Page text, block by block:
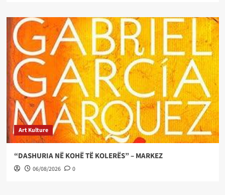
Art Kulture
“DASHURIA NË KOHË TË KOLERËS” – MARKEZ
06/08/2026 0